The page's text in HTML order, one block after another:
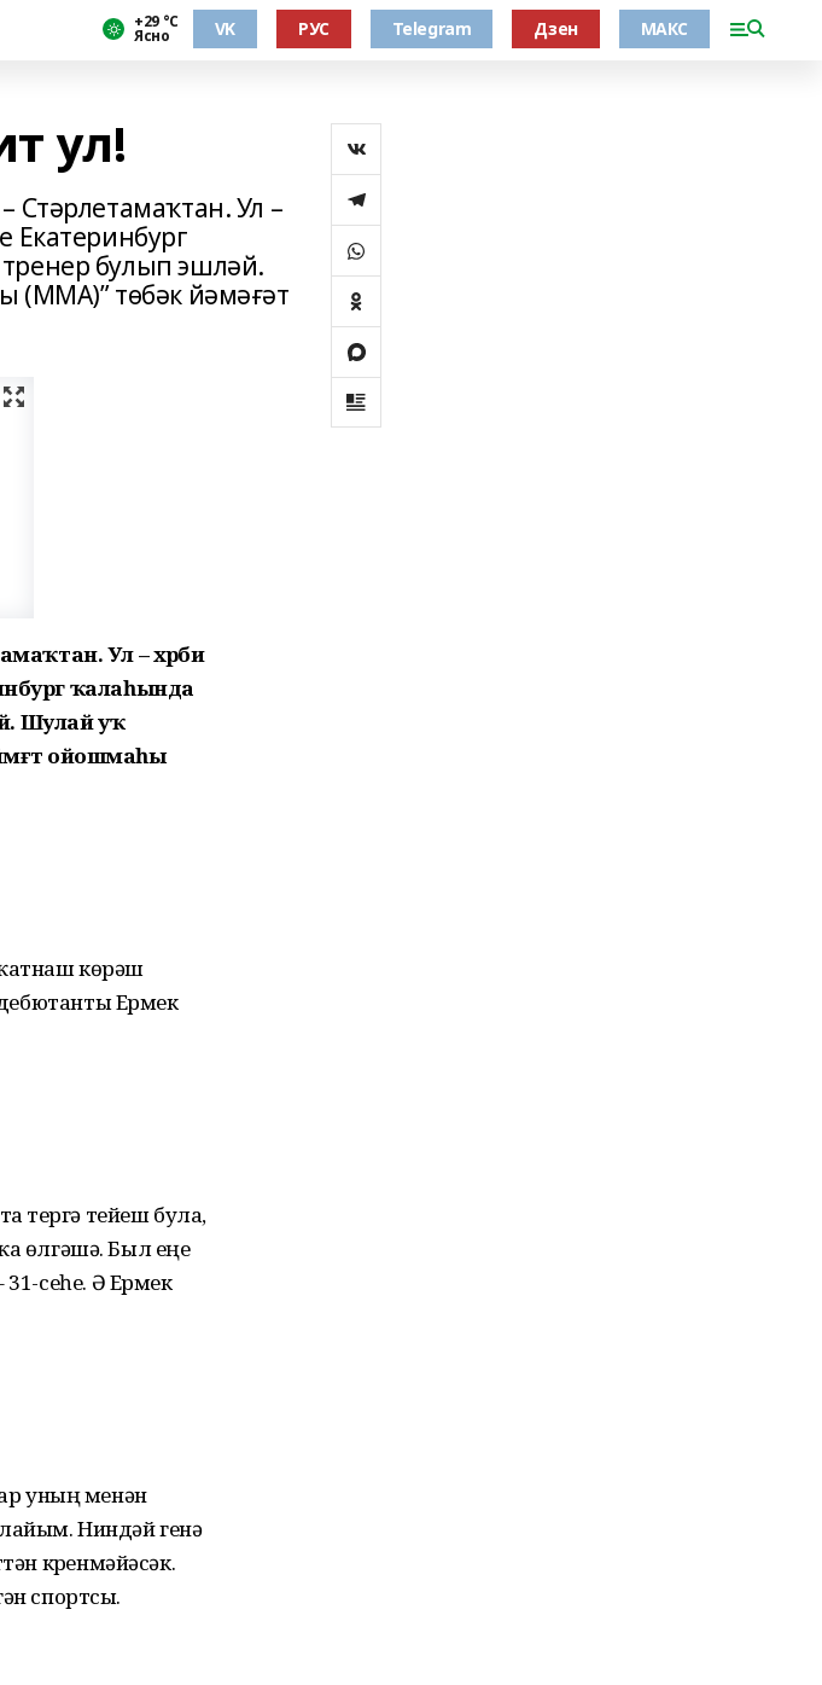
+29 °С
Ясно VK РУС Telegram Дзен МАКС
ул!
Ул –
Екатеринбург
булып эшләй.
(ММА)” төбәк йәмәғәт
Ул – хәрби
ҡалаһында
Шулай уҡ
ойошмаһы
көрәш
Ермек
тейеш була,
өлгәшә. Был еңеү
сеһе. Ә Ер­мек
уның менән
Ниндәй генә
күренмәйәсәк.
спортсы.